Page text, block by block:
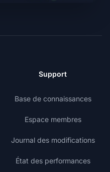
Support
Base de connaissances
Espace membres
Journal des modifications
État des performances